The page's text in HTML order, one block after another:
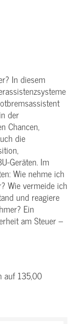
In diesem
der
Chancen,
die
Geräten. Im
Wie nehme ich
Wie vermeide ich
und reagiere
Ein
am Steuer –
auf 135,00